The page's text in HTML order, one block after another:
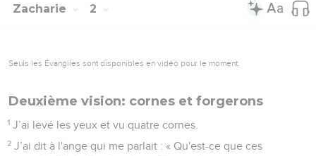
Zacharie 2
Seuls les Évangiles sont disponibles en vidéo pour le moment.
Deuxième vision: cornes et forgerons
1 J’ai levé les yeux et vu quatre cornes.
2 J’ai dit à l'ange qui me parlait : « Qu'est-ce que ces